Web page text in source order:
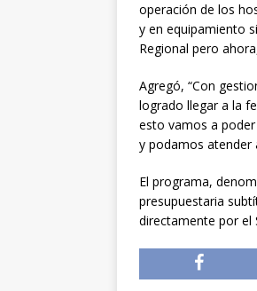
operación de los
y en equipamiento
Regional pero
Agregó, “Con
logrado llegar a la
esto vamos a
y podamos atender
El programa,
presupuestaria
directamente por el